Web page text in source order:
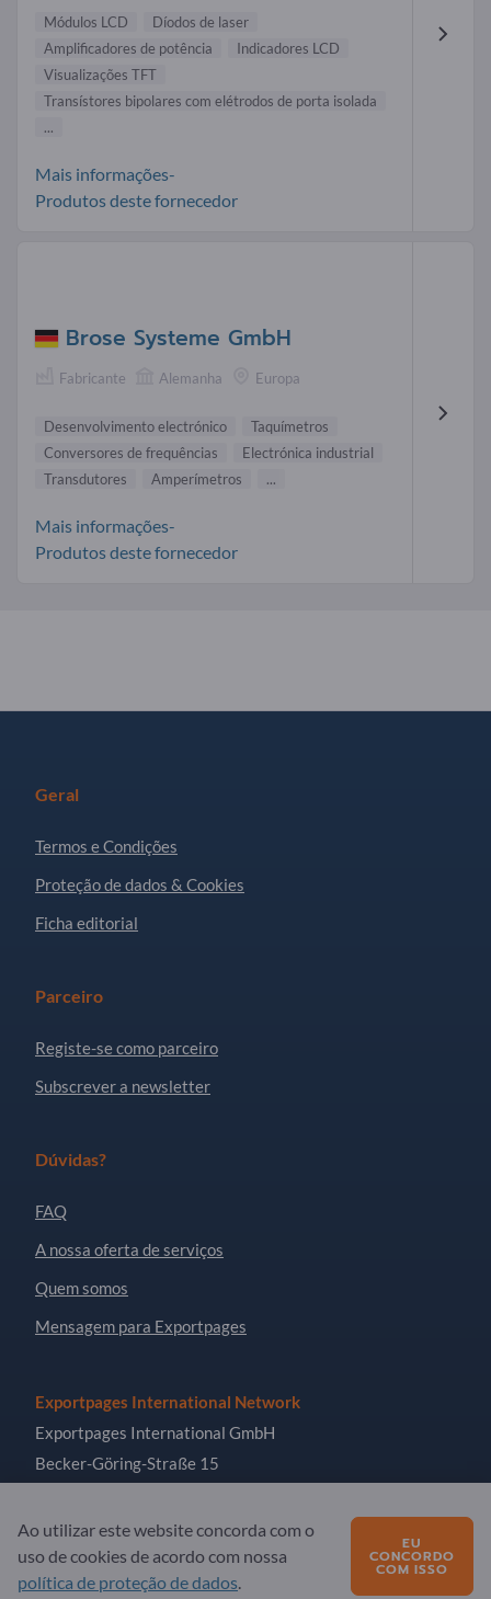
Módulos LCD
Díodos de laser
Amplificadores de potência
Indicadores LCD
Visualizações TFT
Transístores bipolares com elétrodos de porta isolada
...
Mais informações-
Produtos deste fornecedor
Brose Systeme GmbH
Fabricante Alemanha Europa
Desenvolvimento electrónico
Taquímetros
Conversores de frequências
Electrónica industrial
Transdutores
Amperímetros ...
Mais informações-
Produtos deste fornecedor
Geral
Termos e Condições
Proteção de dados & Cookies
Ficha editorial
Parceiro
Registe-se como parceiro
Subscrever a newsletter
Dúvidas?
FAQ
A nossa oferta de serviços
Quem somos
Mensagem para Exportpages
Exportpages International Network
Exportpages International GmbH
Becker-Göring-Straße 15
Germany
Ao utilizar este website concorda com o
uso de cookies de acordo com nossa
política de proteção de dados.
EU
CONCORDO
COM ISSO